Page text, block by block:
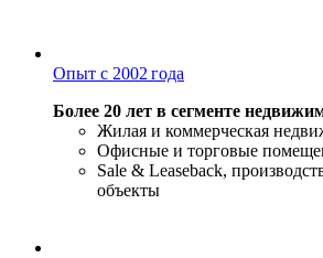
Опыт с 2002 года
Более 20 лет в сегменте
Жилая и коммерческая
Офисные и торговые
Sale & Leaseback,
объекты